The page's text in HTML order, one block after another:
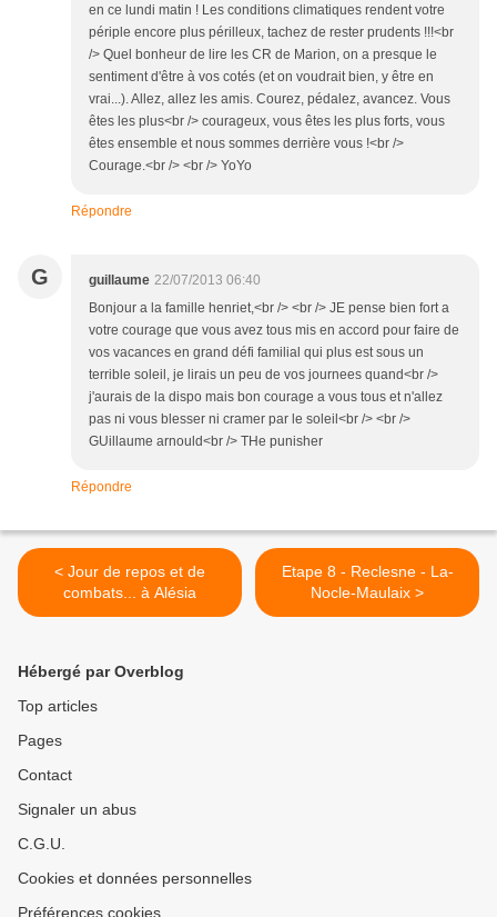
en ce lundi matin ! Les conditions climatiques rendent votre
périple encore plus périlleux, tachez de rester prudents !!!<br
/> Quel bonheur de lire les CR de Marion, on a presque le
sentiment d'être à vos cotés (et on voudrait bien, y être en
vrai...). Allez, allez les amis. Courez, pédalez, avancez. Vous
êtes les plus<br /> courageux, vous êtes les plus forts, vous
êtes ensemble et nous sommes derrière vous !<br />
Courage.<br /> <br /> YoYo
Répondre
G guillaume 22/07/2013 06:40
Bonjour a la famille henriet,<br /> <br /> JE pense bien fort a
votre courage que vous avez tous mis en accord pour faire de
vos vacances en grand défi familial qui plus est sous un
terrible soleil, je lirais un peu de vos journees quand<br />
j'aurais de la dispo mais bon courage a vous tous et n'allez
pas ni vous blesser ni cramer par le soleil<br /> <br />
GUillaume arnould<br /> THe punisher
Répondre
< Jour de repos et de
combats... à Alésia
Etape 8 - Reclesne - La-
Nocle-Maulaix >
Hébergé par Overblog
Top articles
Pages
Contact
Signaler un abus
C.G.U.
Cookies et données personnelles
Préférences cookies